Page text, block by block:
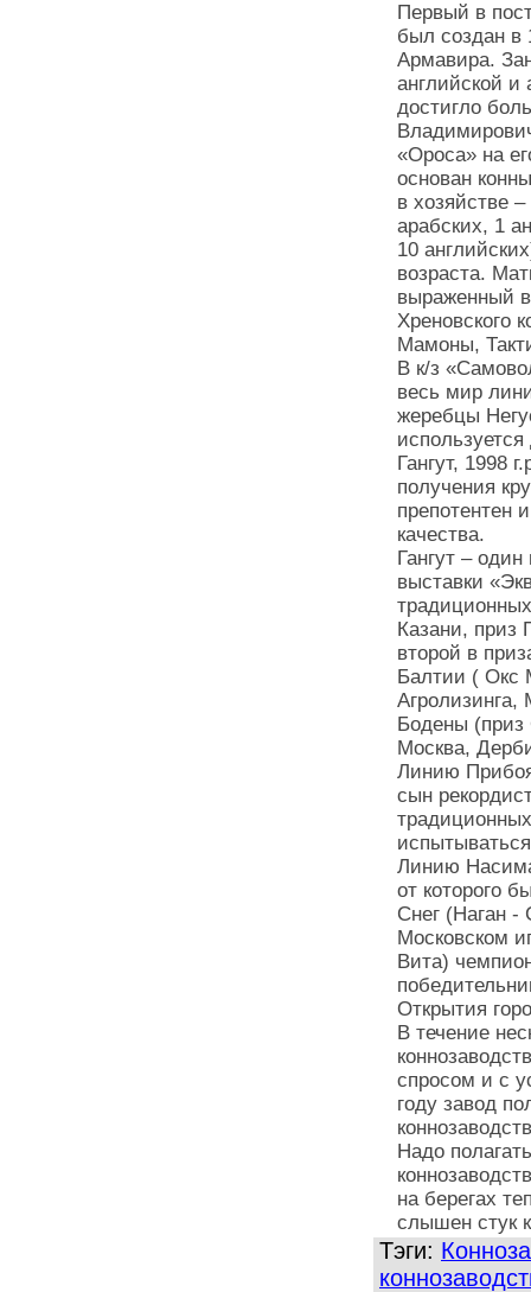
Первый в
был создан в
Армавира.
английской и
достигло
«Ороса» на
основан
в хозяйстве
арабских, 1
10
возраста.
выраженный
Хреновского
Мамоны,
В к/з
весь мир
жеребцы
Гангут, 1998
получения
препотентен
качества.
Гангут –
выставки
Казани, приз
второй в
Балтии ( Окс
Бодены (приз
Москва,
Линию
сын
Линию
от которого
Снег (Наган -
Московском
Вита)
Открытия
В течение
спросом и с
году завод
Надо
на берегах
слышен стук
Тэги: